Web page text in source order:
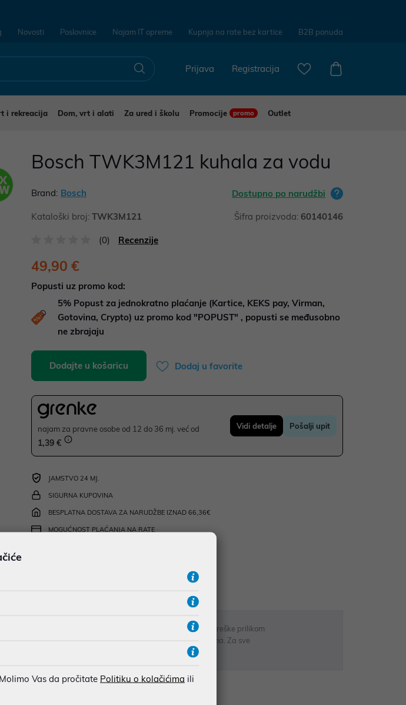
Novosti Poslovnice Najam IT opreme Kupnja na rate bez kartice B2B ponuda
Registracija
Prijava
i rekreacija Dom, vrt i alati Za ured i školu Promocije promo
Outlet
Bosch TWK3M121 kuhala za vodu
Brand: Bosch Dostupno po narudžbi
Kataloški broj: TWK3M121 Šifra proizvoda: 60140146
(0) Recenzije
49,90 €
Popusti uz promo kod:
5% Popust za jednokratno plaćanje (Kartice, KEKS pay, Virman,
Gotovina, Crypto) uz promo kod "POPUST" , popusti se međusobno
ne zbrajaju
Dodajte u košaricu Dodaj u favorite
najam za pravne osobe od 12 do 36 mj. već od
1,39 €
Vidi detalje Pošalji upit
JAMSTVO 24 MJ.
SIGURNA KUPOVINA
BESPLATNA DOSTAVA ZA NARUDŽBE IZNAD 66,36€
MOGUĆNOST PLAĆANJA NA RATE
za eventualne pogreške nastale u opisu proizvoda, greške prilikom
prirode te ne moraju u potpunosti odgovarati artiklima. Za sve
na
Vas da pročitate Politiku o kolačićima ili